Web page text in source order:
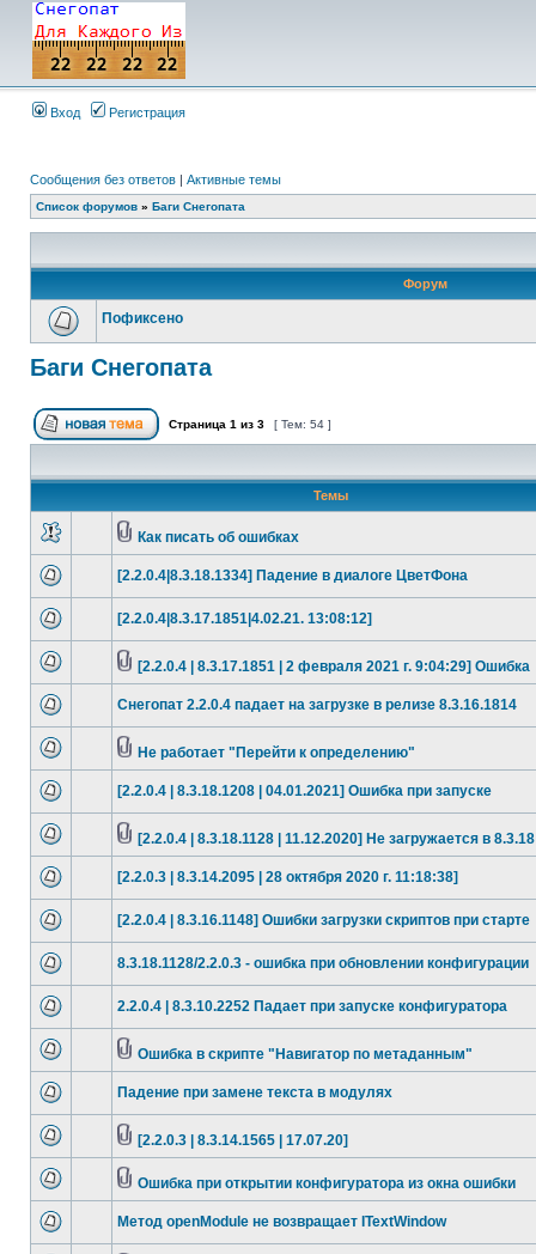
Вход Регистрация
Сообщения без ответов | Активные темы
Список форумов » Баги Снегопата
Форум
Пофиксено
Баги Снегопата
Страница 1 из 3 [ Тем: 54 ]
Темы
Как писать об ошибках
[2.2.0.4|8.3.18.1334] Падение в диалоге ЦветФона
[2.2.0.4|8.3.17.1851|4.02.21. 13:08:12]
[2.2.0.4 | 8.3.17.1851 | 2 февраля 2021 г. 9:04:29] Ошибка
Снегопат 2.2.0.4 падает на загрузке в релизе 8.3.16.1814
Не работает "Перейти к определению"
[2.2.0.4 | 8.3.18.1208 | 04.01.2021] Ошибка при запуске
[2.2.0.4 | 8.3.18.1128 | 11.12.2020] Не загружается в 8.3.18
[2.2.0.3 | 8.3.14.2095 | 28 октября 2020 г. 11:18:38]
[2.2.0.4 | 8.3.16.1148] Ошибки загрузки скриптов при старте
8.3.18.1128/2.2.0.3 - ошибка при обновлении конфигурации
2.2.0.4 | 8.3.10.2252 Падает при запуске конфигуратора
Ошибка в скрипте "Навигатор по метаданным"
Падение при замене текста в модулях
[2.2.0.3 | 8.3.14.1565 | 17.07.20]
Ошибка при открытии конфигуратора из окна ошибки
Метод openModule не возвращает ITextWindow